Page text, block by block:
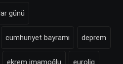
günü
cumhuriyet bayramı deprem
ekrem imamoğlu eurolig